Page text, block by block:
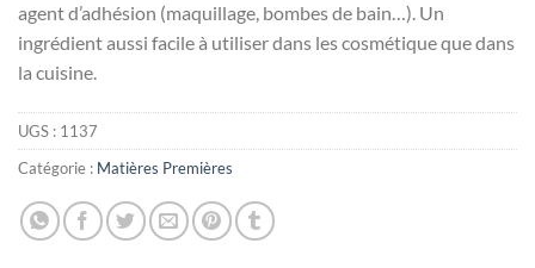
agent d’adhésion (maquillage, bombes de bain…). Un
ingrédient aussi facile à utiliser dans les cosmétique que dans
la cuisine.
UGS : 1137
Catégorie : Matières Premières